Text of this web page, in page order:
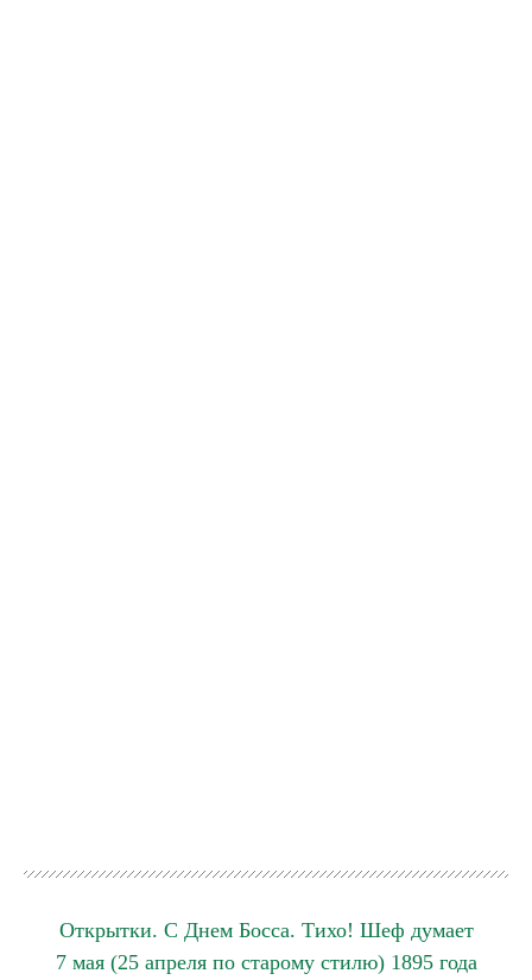
Открытки. С Днем Босса. Тихо! Шеф думает
7 мая (25 апреля по старому стилю) 1895 года